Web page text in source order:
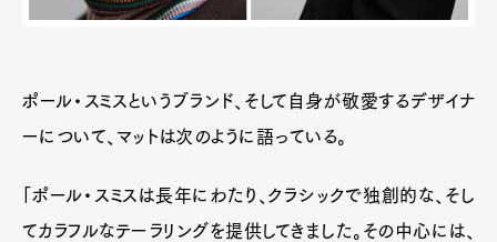
ポール・スミスというブランド、そして自身が敬愛するデザイナ
ーについて、マットは次のように語っている。
「ポール・スミスは長年にわたり、クラシックで独創的な、そし
てカラフルなテーラリングを提供してきました。その中心には、